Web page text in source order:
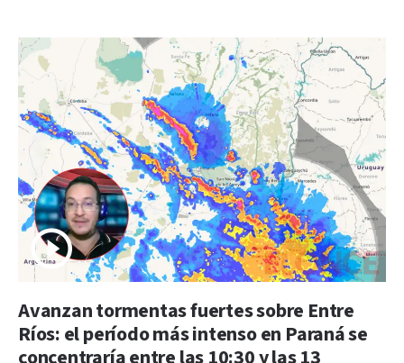
Avanzan tormentas fuertes sobre Entre
Ríos: el período más intenso en Paraná se
concentraría entre las 10:30 y las 13